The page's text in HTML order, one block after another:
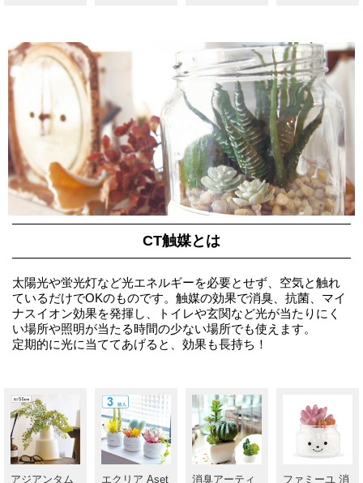
CT触媒とは
太陽光や蛍光灯など光エネルギーを必要とせず、空気と触れ
ているだけでOKのものです。触媒の効果で消臭、抗菌、マイ
ナスイオン効果を発揮し、トイレや玄関など光が当たりにく
い場所や照明が当たる時間の少ない場所でも使えます。
定期的に光に当ててあげると、効果も長持ち！
アジアンタム
エクリア Aset
消臭アーティ
ファミーユ 消